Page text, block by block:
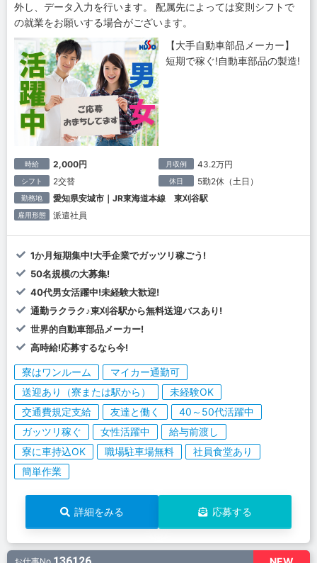
外し、データ入力を行います。 配属先によっては変則シフトで
の就業をお願いする場合がございます。
【大手自動車部品メーカー】
短期で稼ぐ!自動車部品の製造!
時給 2,000円 月収例 43.2万円
シフト 2交替 休日 5勤2休（土日）
勤務地 愛知県安城市｜JR東海道本線 東刈谷駅
雇用形態 派遣社員
1か月短期集中!大手企業でガッツリ稼ごう!
50名規模の大募集!
40代男女活躍中!未経験大歓迎!
通勤ラクラク♪東刈谷駅から無料送迎バスあり!
世界的自動車部品メーカー!
高時給!応募するなら今!
寮はワンルーム
マイカー通勤可
送迎あり（寮または駅から）
未経験OK
交通費規定支給
友達と働く
40～50代活躍中
ガッツリ稼ぐ
女性活躍中
給与前渡し
寮に車持込OK
職場駐車場無料
社員食堂あり
簡単作業
詳細をみる 応募する